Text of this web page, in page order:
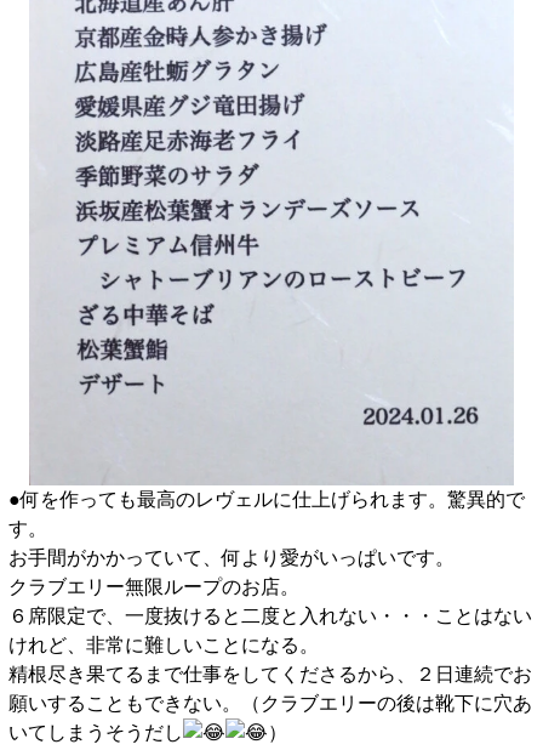
●何を作っても最高のレヴェルに仕上げられます。驚異的で
す。
お手間がかかっていて、何より愛がいっぱいです。
クラブエリー無限ループのお店。
６席限定で、一度抜けると二度と入れない・・・ことはない
けれど、非常に難しいことになる。
精根尽き果てるまで仕事をしてくださるから、２日連続でお
願いすることもできない。（クラブエリーの後は靴下に穴あ
いてしまうそうだし
）